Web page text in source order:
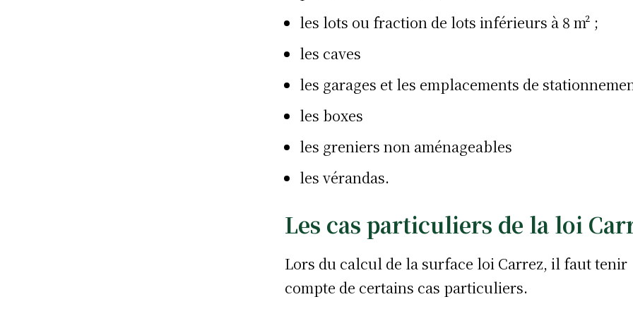
les lots ou fraction de lots inférieurs à 8 m² ;
les caves
les garages et les emplacements de
les boxes
les greniers non aménageables
les vérandas.
Les cas particuliers de la loi
Lors du calcul de la surface loi Carrez, il faut tenir
compte de certains cas particuliers.